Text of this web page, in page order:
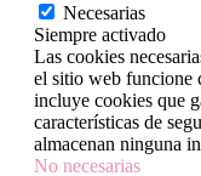
Necesarias
Siempre activado
Las cookies
el sitio web funcione
incluye cookies que
características de
almacenan ninguna
No necesarias